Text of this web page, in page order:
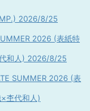
2026/8/25
2026 (表紙特
和人) 2026/8/25
SUMMER 2026 (表
杢代和人)